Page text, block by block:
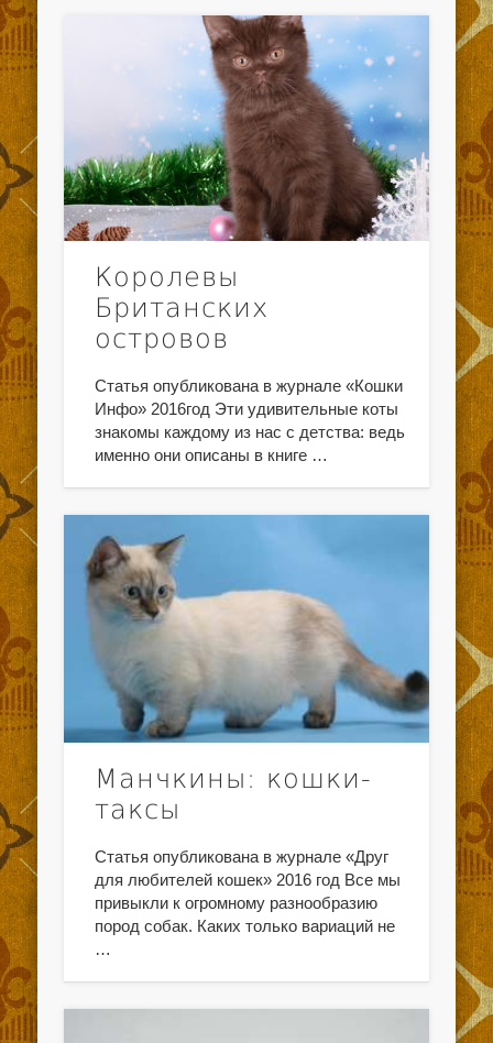
Королевы
Британских
островов
Статья опубликована в журнале «Кошки
Инфо» 2016год Эти удивительные коты
знакомы каждому из нас с детства: ведь
именно они описаны в книге …
Манчкины: кошки-
таксы
Статья опубликована в журнале «Друг
для любителей кошек» 2016 год Все мы
привыкли к огромному разнообразию
пород собак. Каких только вариаций не
…